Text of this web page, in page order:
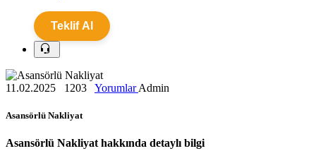
Teklif Al
11.02.2025 1203 YorumlarAdmin
Asansörlü Nakliyat
Asansörlü Nakliyat hakkında detaylı bilgi